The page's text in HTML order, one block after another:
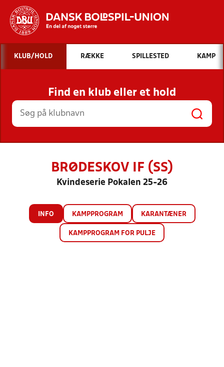
Hvad vil du søge efter?
INDHOLD OG NYHEDER
STILLINGER, RESULTATER, KLUBBER OG
HOLD
KLUB/HOLD RÆKKE SPILLESTED KAMP
Find en klub eller et hold
BRØDESKOV IF (SS)
Kvindeserie Pokalen 25-26
INFO KAMPPROGRAM KARANTÆNER
KAMPPROGRAM FOR PULJE